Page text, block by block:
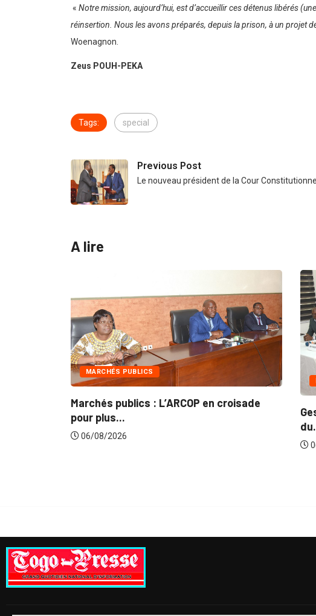
« Notre mission, aujourd’hui, est d’accueillir ces détenus libérés
réinsertion. Nous les avons préparés, depuis la prison, à un projet
Woenagnon.
Zeus POUH-PEKA
Tags: special
Previous Post
Le nouveau président de la Cour
A lire
publics : L’ARCOP en croisade
INTÉGRATION RÉGIONALE
Gestion concertée et